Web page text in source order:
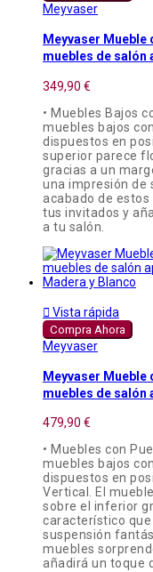
Meyvaser
Meyvaser Mueble
muebles de salón
349,90 €
• Muebles Bajos
muebles bajos
dispuestos en
superior parece
gracias a un
una impresión de
acabado de
tus invitados y
a tu salón.
 Vista rápida
Compra Ahora
Meyvaser
Meyvaser Mueble
muebles de salón
479,90 €
• Muebles con
muebles bajos
dispuestos en
Vertical. El
sobre el inferior
característico
suspensión
muebles
añadirá un toque